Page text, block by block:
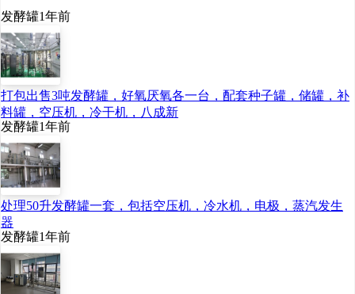
发酵罐1年前
打包出售3吨发酵罐，好氧厌氧各一台，配套种子罐，储罐，补
料罐，空压机，冷干机，八成新
发酵罐1年前
处理50升发酵罐一套，包括空压机，冷水机，电极，蒸汽发生
器
发酵罐1年前